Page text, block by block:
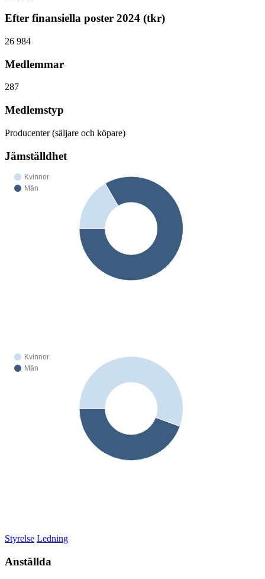
Efter finansiella poster 2024 (tkr)
26 984
Medlemmar
287
Medlemstyp
Producenter (säljare och köpare)
Jämställdhet
Styrelse Ledning
Anställda